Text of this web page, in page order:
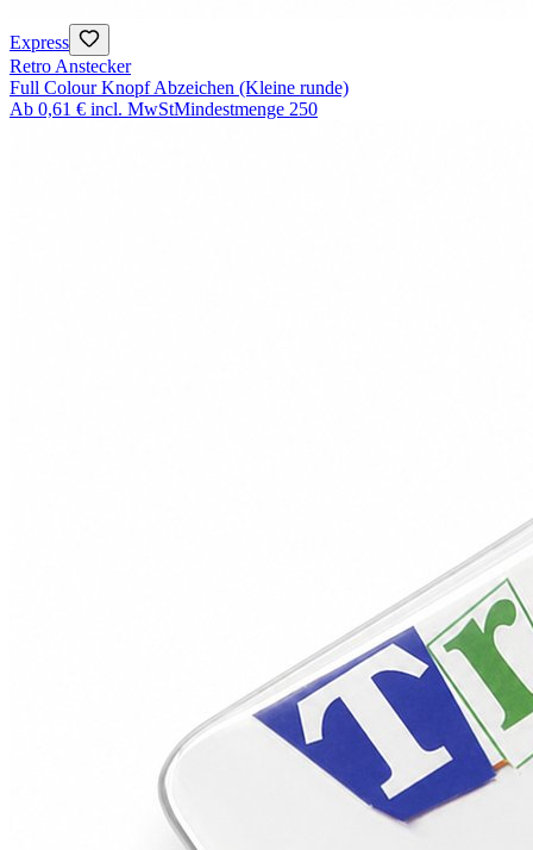
Express
Retro Anstecker
Full Colour Knopf Abzeichen (Kleine runde)
Ab 0,61 € incl. MwStMindestmenge 250